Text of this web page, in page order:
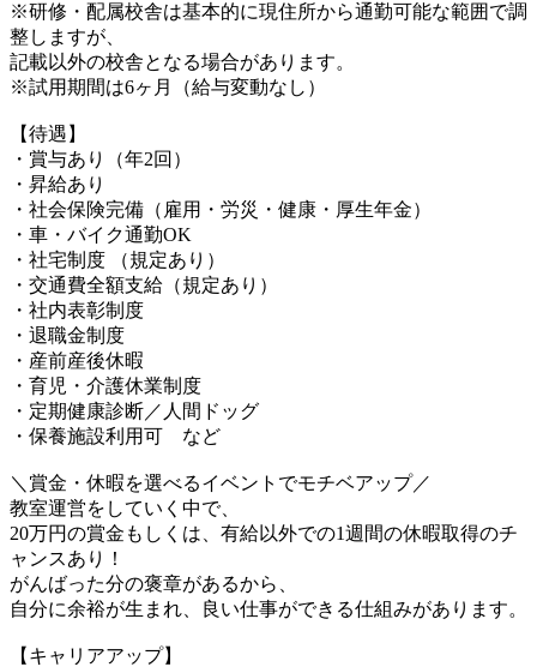
※研修・配属校舎は基本的に現住所から通勤可能な範囲で調
整しますが、
記載以外の校舎となる場合があります。
※試用期間は6ヶ月（給与変動なし）
【待遇】
・賞与あり（年2回）
・昇給あり
・社会保険完備（雇用・労災・健康・厚生年金）
・車・バイク通勤OK
・社宅制度 （規定あり）
・交通費全額支給（規定あり）
・社内表彰制度
・退職金制度
・産前産後休暇
・育児・介護休業制度
・定期健康診断／人間ドッグ
・保養施設利用可 など
＼賞金・休暇を選べるイベントでモチベアップ／
教室運営をしていく中で、
20万円の賞金もしくは、有給以外での1週間の休暇取得のチ
ャンスあり！
がんばった分の褒章があるから、
自分に余裕が生まれ、良い仕事ができる仕組みがあります。
【キャリアアップ】